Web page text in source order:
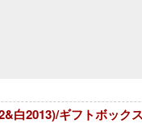
白2013)/ギフトボック